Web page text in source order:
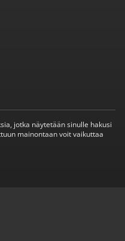
jotka näytetään sinulle hakusi
mainontaan voit vaikuttaa